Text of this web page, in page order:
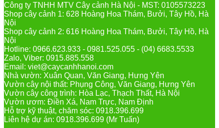
Công ty TNHH MTV Cây cảnh Hà Nội - MST: 0105573223
Shop cây cảnh 1: 628 Hoàng Hoa Thám, Bưởi, Tây Hồ, Hà
Nội
Shop cây cảnh 2: 616 Hoàng Hoa Thám, Bưởi, Tây Hồ, Hà
Nội
Hotline: 0966.623.933 - 0981.525.055 - (04) 6683.5533
Zalo, Viber: 0915.885.558
Email: viet@caycanhhanoi.com
Nhà vườn: Xuân Quan, Văn Giang, Hưng Yên
Vườn cây nội thất: Phụng Công, Văn Giang, Hưng Yên
Vườn cây công trình: Hòa Lạc, Thạch Thất, Hà Nội
Vườn ươm: Điền Xá, Nam Trực, Nam Định
Hỗ trợ kỹ thuật, chăm sóc: 0918.396.699
Liên hệ dự án: 0918.396.699 (Mr Tuấn)